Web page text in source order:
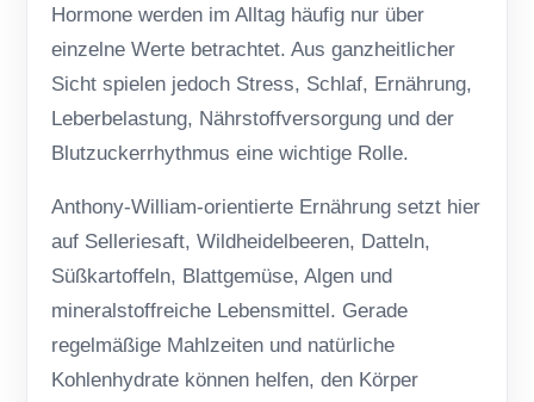
Hormone werden im Alltag häufig nur über
einzelne Werte betrachtet. Aus ganzheitlicher
Sicht spielen jedoch Stress, Schlaf, Ernährung,
Leberbelastung, Nährstoffversorgung und der
Blutzuckerrhythmus eine wichtige Rolle.
Anthony-William-orientierte Ernährung setzt hier
auf Selleriesaft, Wildheidelbeeren, Datteln,
Süßkartoffeln, Blattgemüse, Algen und
mineralstoffreiche Lebensmittel. Gerade
regelmäßige Mahlzeiten und natürliche
Kohlenhydrate können helfen, den Körper